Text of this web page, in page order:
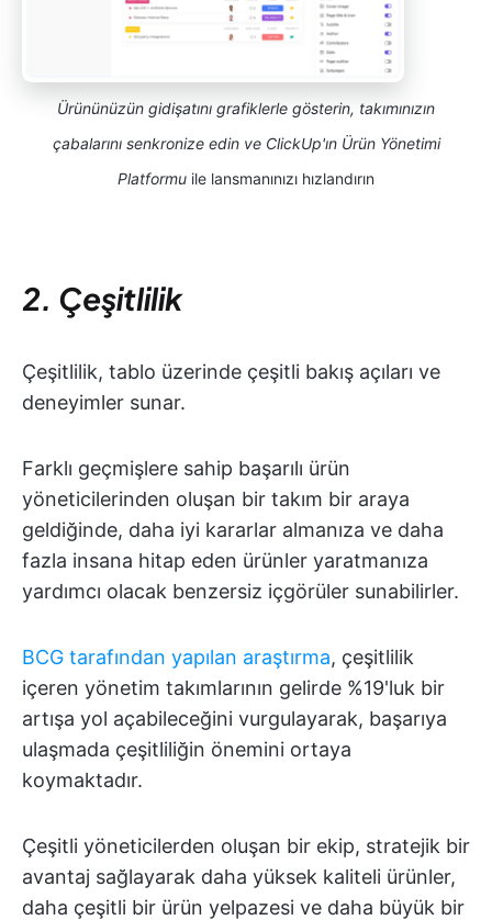
Ürününüzün gidişatını grafiklerle gösterin, takımınızın
çabalarını senkronize edin ve ClickUp'ın Ürün Yönetimi
Platformu ile lansmanınızı hızlandırın
2. Çeşitlilik
Çeşitlilik, tablo üzerinde çeşitli bakış açıları ve
deneyimler sunar.
Farklı geçmişlere sahip başarılı ürün
yöneticilerinden oluşan bir takım bir araya
geldiğinde, daha iyi kararlar almanıza ve daha
fazla insana hitap eden ürünler yaratmanıza
yardımcı olacak benzersiz içgörüler sunabilirler.
BCG tarafından yapılan araştırma, çeşitlilik
içeren yönetim takımlarının gelirde %19'luk bir
artışa yol açabileceğini vurgulayarak, başarıya
ulaşmada çeşitliliğin önemini ortaya
koymaktadır.
Çeşitli yöneticilerden oluşan bir ekip, stratejik bir
avantaj sağlayarak daha yüksek kaliteli ürünler,
daha çeşitli bir ürün yelpazesi ve daha büyük bir